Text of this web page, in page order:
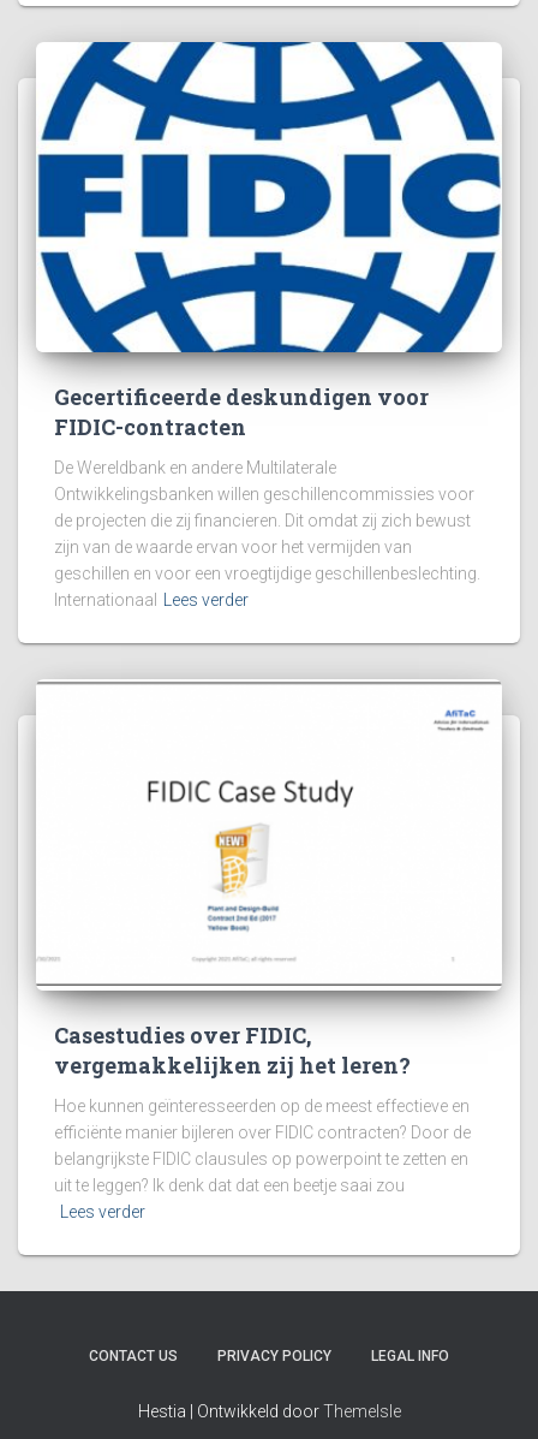
Gecertificeerde deskundigen voor
FIDIC-contracten
De Wereldbank en andere Multilaterale
Ontwikkelingsbanken willen geschillencommissies voor
de projecten die zij financieren. Dit omdat zij zich bewust
zijn van de waarde ervan voor het vermijden van
geschillen en voor een vroegtijdige geschillenbeslechting.
Internationaal
Lees verder
Casestudies over FIDIC,
vergemakkelijken zij het leren?
Hoe kunnen geïnteresseerden op de meest effectieve en
efficiënte manier bijleren over FIDIC contracten? Door de
belangrijkste FIDIC clausules op powerpoint te zetten en
uit te leggen? Ik denk dat dat een beetje saai zou
Lees verder
CONTACT US PRIVACY POLICY LEGAL INFO
Hestia | Ontwikkeld doorThemeIsle